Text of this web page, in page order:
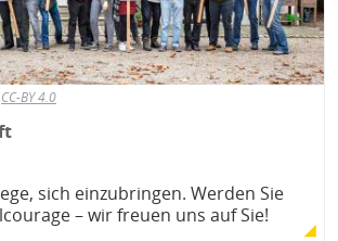
CC-BY 4.0
sich einzubringen. Werden Sie
– wir freuen uns auf Sie!